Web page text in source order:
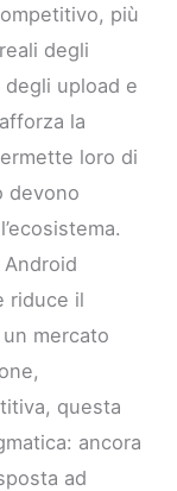
più
degli
upload e
la
loro di
devono
riduce il
mercato
questa
ancora
ad